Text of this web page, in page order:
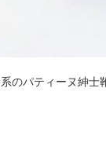
のパティーヌ紳士